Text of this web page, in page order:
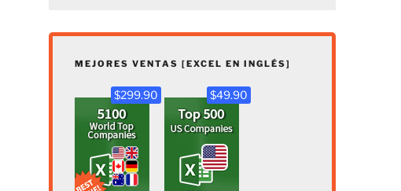
MEJORES VENTAS [EXCEL EN INGLÉS]
$299.90 $49.90